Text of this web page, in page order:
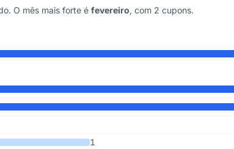
O mês mais forte é fevereiro, com 2 cupons.
1